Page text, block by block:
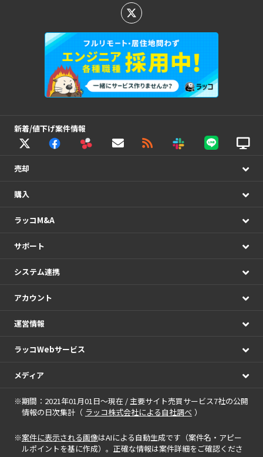
新着/値下げ案件情報
売却
購入
ラッコM&A
サポート
システム連携
アカウント
運営情報
ラッコWebサービス
メディア
※期間：2021年01月01日～現在 / 主要サイト売買サービス7社の公開
情報の日次集計（ ラッコ株式会社による自社調べ ）
※案件に表示される画像はAIによる自動生成です（案件名・アピー
ルポイントを基に作成）。正確な情報は案件詳細をご確認くださ